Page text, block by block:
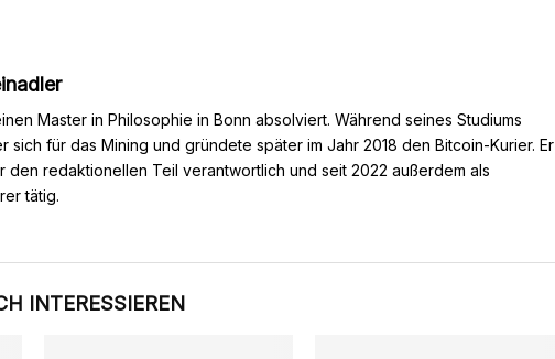
Master in Philosophie in Bonn absolviert. Während seines Studiums
sich für das Mining und gründete später im Jahr 2018 den Bitcoin-Kurier. Er
den redaktionellen Teil verantwortlich und seit 2022 außerdem als
tätig.
INTERESSIEREN